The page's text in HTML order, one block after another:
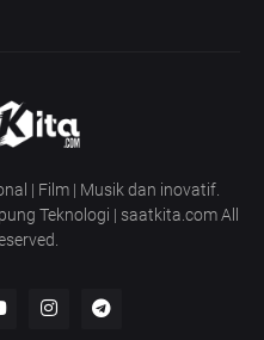
| Film | Musik dan inovatif.
Teknologi | saatkita.com All